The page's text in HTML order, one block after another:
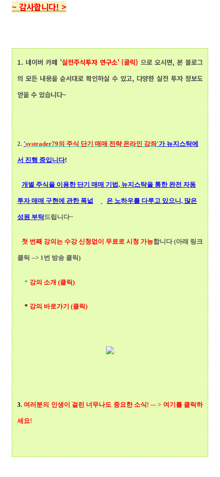
~ 감사합니다! >
1. 네이버 카페 '실전주식투자 연구소' (클릭) 으로 오시면, 본 블로그
의 모든 내용을 순서대로 확인하실 수 있고, 다양한 실전 투자 정보도
얻을 수 있습니다~
2. 'systrader79의 주식 단기 매매 전략 온라인 강좌'가 뉴지스탁에
서 진행 중입니다!
개별 주식을 이용한 단기 매매 기법, 뉴지스탁을 통한 완전 자동
투자 매매 구현에 관한 폭넓 은 노하우를 다루고 있으니, 많은
성원 부탁드립니다~
첫 번째 강의는 수강 신청없이 무료로 시청 가능합니다 (아래 링크
클릭 --> 1번 방송 클릭)
* 강의 소개 (클릭)
* 강의 바로가기 (클릭)
3. 여러분의 인생이 걸린 너무나도 중요한 소식! --- > 여기를 클릭하
세요!